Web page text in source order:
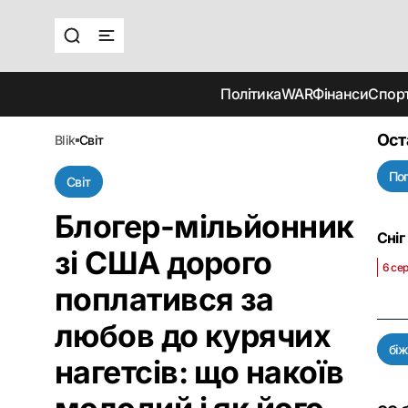
ПолітикаWARФінанси
blik світ
Світ
Блогер-мільйонник
зі США дорого
поплатився за
любов до курячих
нагетсів: що накоїв
6